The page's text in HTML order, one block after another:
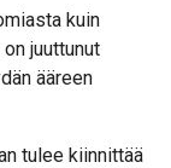
kuin
juuttunut
ääreen
tulee kiinnittää